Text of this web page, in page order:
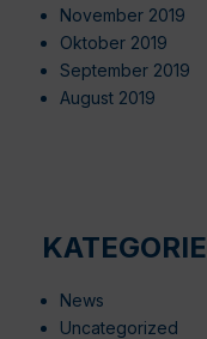
November 2019
Oktober 2019
September 2019
August 2019
KATEGORIE
News
Uncategorized